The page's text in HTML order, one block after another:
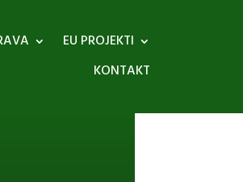
EU PROJEKTI
KONTAKT